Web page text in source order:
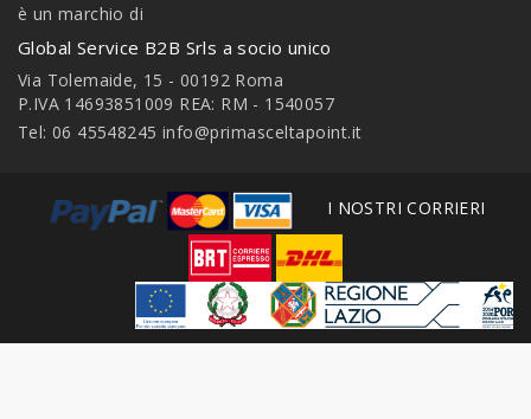
è un marchio di
Global Service B2B Srls a socio unico
Via Tolemaide, 15 - 00192 Roma
P.IVA 14693851009 REA: RM - 1540057
Tel: 06 45548245 info@primasceltapoint.it
I NOSTRI CORRIERI